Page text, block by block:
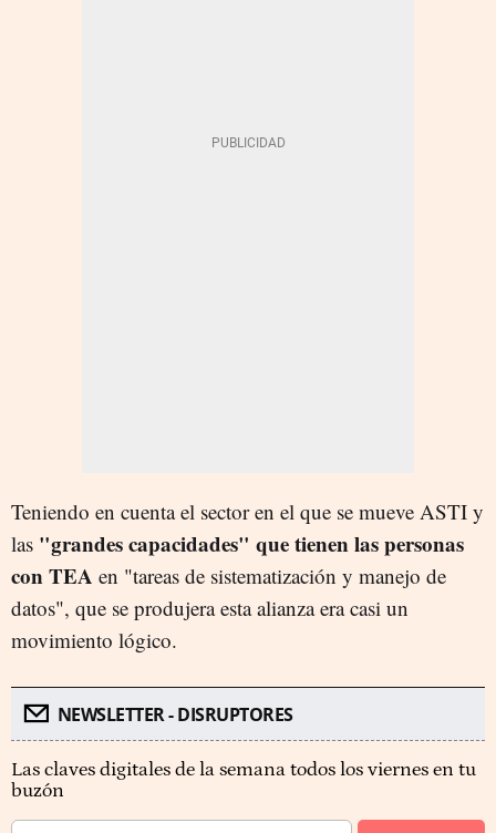
Teniendo en cuenta el sector en el que se mueve ASTI y
las "grandes capacidades" que tienen las personas
con TEA en "tareas de sistematización y manejo de
datos", que se produjera esta alianza era casi un
movimiento lógico.
NEWSLETTER - DISRUPTORES
Las claves digitales de la semana todos los viernes en tu
buzón